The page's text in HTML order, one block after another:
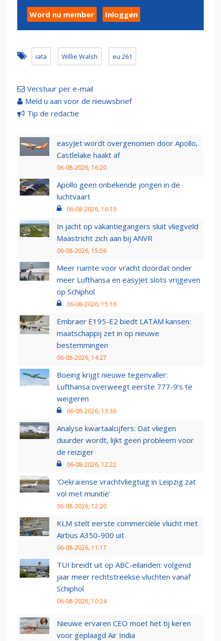
Word nu member Inloggen
iata Willie Walsh eu 261
Verstuur per e-mail
Meld u aan voor de nieuwsbrief
Tip de redactie
easyJet wordt overgenomen door Apollo,
Castlelake haakt af
06-08-2026, 16:20
Apollo geen onbekende jongen in de
luchtvaart
06-08-2026, 16:19
In jacht op vakantiegangers sluit vliegveld
Maastricht zich aan bij ANVR
06-08-2026, 15:56
Meer ruimte voor vracht doordat onder
meer Lufthansa en easyJet slots vrijgeven
op Schiphol
06-08-2026, 15:16
Embraer E195-E2 biedt LATAM kansen:
maatschappij zet in op nieuwe
bestemmingen
06-08-2026, 14:27
Boeing krijgt nieuwe tegenvaller:
Lufthansa overweegt eerste 777-9’s te
weigeren
06-08-2026, 13:36
Analyse kwartaalcijfers: Dat vliegen
duurder wordt, lijkt geen probleem voor
de reiziger
06-08-2026, 12:22
'Oekraïense vrachtvliegtuig in Leipzig zat
vol met munitie'
06-08-2026, 12:20
KLM stelt eerste commerciële vlucht met
Airbus A350-900 uit
06-08-2026, 11:17
TUI breidt uit op ABC-eilanden: volgend
jaar meer rechtstreekse vluchten vanaf
Schiphol
06-08-2026, 10:24
Nieuwe ervaren CEO moet het tij keren
voor geplaagd Air India